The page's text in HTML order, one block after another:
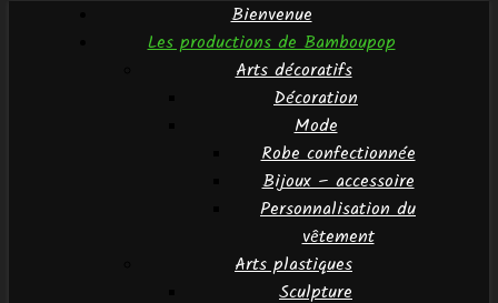
Bienvenue
Les productions de Bamboupop
Arts décoratifs
Décoration
Mode
Robe confectionnée
Bijoux – accessoire
Personnalisation du
vêtement
Arts plastiques
Sculpture